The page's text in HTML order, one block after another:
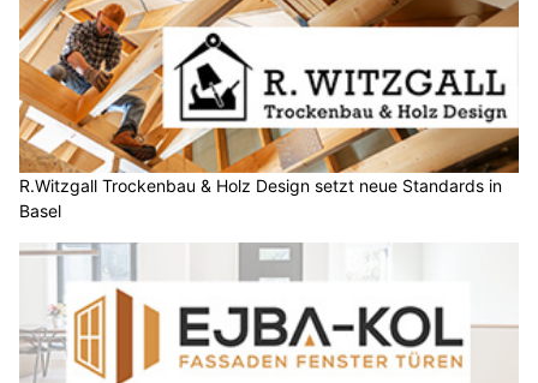
R.Witzgall Trockenbau & Holz Design setzt neue Standards in
Basel